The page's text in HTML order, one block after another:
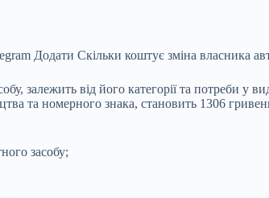
Додати Скільки коштує зміна власника
залежить від його категорії та потреби у
та номерного знака, становить 1306
засобу;